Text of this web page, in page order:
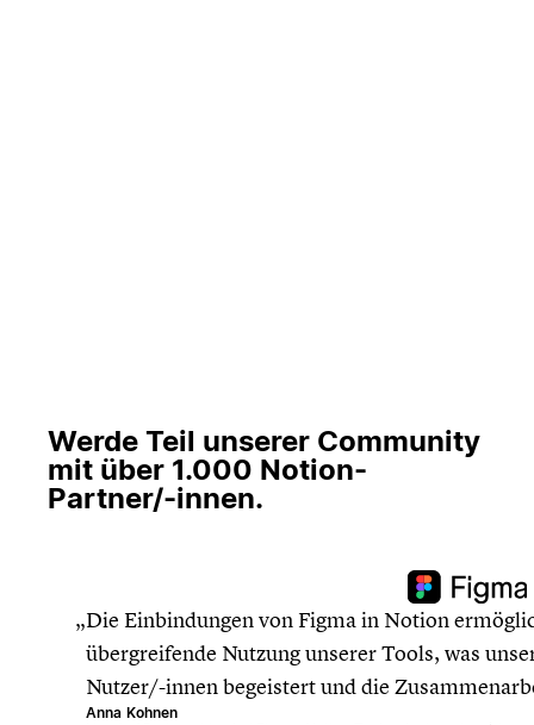
Werde Teil unserer Community
mit über 1.000 Notion-
Partner/-innen.
Die Einbindungen von Figma in Notion
übergreifende Nutzung unserer Tools, was
Nutzer/-innen begeistert und die
Anna Kohnen